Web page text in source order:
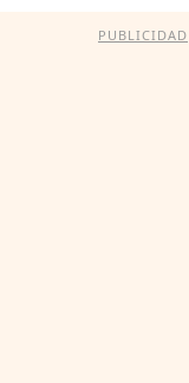
PUBLICIDAD